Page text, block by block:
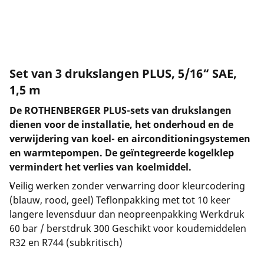
Set van 3 drukslangen PLUS, 5/16“ SAE,
1,5 m
De ROTHENBERGER PLUS-sets van drukslangen
dienen voor de installatie, het onderhoud en de
verwijdering van koel- en airconditioningsystemen
en warmtepompen. De geïntegreerde kogelklep
vermindert het verlies van koelmiddel.
Veilig werken zonder verwarring door kleurcodering
(blauw, rood, geel) Teflonpakking met tot 10 keer
langere levensduur dan neopreenpakking Werkdruk
60 bar / berstdruk 300 Geschikt voor koudemiddelen
R32 en R744 (subkritisch)